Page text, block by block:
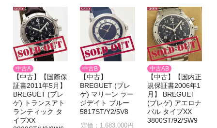
中古A
【中古】【国際保
証書2011年5月】
BREGUET (ブレ
ゲ) トランスアト
ランティック タ
イプXX
中古B
【中古】
BREGUET (ブレ
ゲ) マリーン ラー
ジデイト ブルー
5817ST/Y2/5V8
定価：1,683,000円
中古AB
【中古】【国内正
規保証書2006年1
月】 BREGUET
(ブレゲ) アエロナ
バル タイプXX
3800ST/92/SW9